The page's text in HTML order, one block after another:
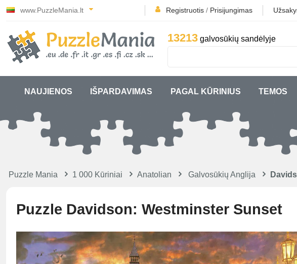
www.PuzzleMania.lt Registruotis / Prisijungimas
13213 galvosūkių sandėlyje
NAUJIENOS IŠPARDAVIMAS PAGAL KŪRINIUS TEMOS
Puzzle Mania 1 000 Kūriniai Anatolian Galvosūkių Anglija
Puzzle Davidson: Westminster Sunset